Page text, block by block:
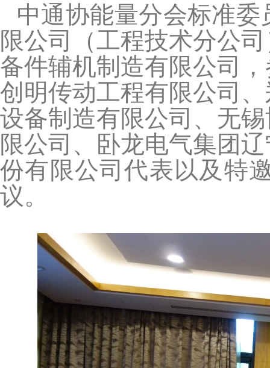
中通协能量分会标准
限公司（工程技术分公
备件辅机制造有限公司
创明传动工程有限公司
设备制造有限公司、无
限公司、卧龙电气集团
份有限公司代表以及特
议。